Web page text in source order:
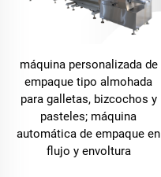
máquina personalizada de
empaque tipo almohada
para galletas, bizcochos y
pasteles; máquina
automática de empaque en
flujo y envoltura